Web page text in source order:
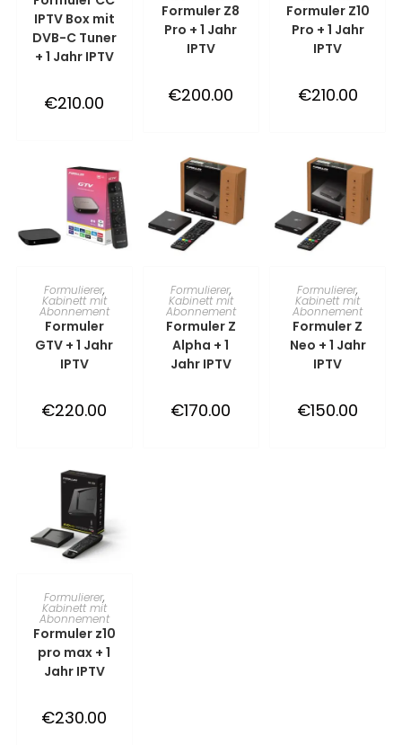
WINKELWAGEN
IPTV Box mit
DVB-C Tuner
+ 1 Jahr IPTV
€210.00
WINKELWAGEN
Formuler Z8
Pro + 1 Jahr
IPTV
€200.00
WINKELWAGEN
Formuler Z10
Pro + 1 Jahr
IPTV
€210.00
TOEVOEGEN AAN
WINKELWAGEN
Formulierer,
Kabinett mit
Abonnement
Formuler
GTV + 1 Jahr
IPTV
€220.00
TOEVOEGEN AAN
WINKELWAGEN
Formulierer,
Kabinett mit
Abonnement
Formuler Z
Alpha + 1
Jahr IPTV
€170.00
TOEVOEGEN AAN
WINKELWAGEN
Formulierer,
Kabinett mit
Abonnement
Formuler Z
Neo + 1 Jahr
IPTV
€150.00
TOEVOEGEN AAN
WINKELWAGEN
Formulierer,
Kabinett mit
Abonnement
Formuler z10
pro max + 1
Jahr IPTV
€230.00